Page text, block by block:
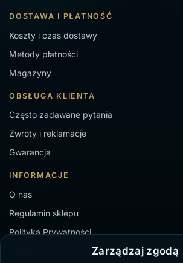
Zarządzaj zgodą
DOSTAWA I PŁATNOŚĆ
Koszty i czas dostawy
Metody płatności
Magazyny
OBSŁUGA KLIENTA
Często zadawane pytania
Zwroty i reklamacje
Gwarancja
INFORMACJE
O nas
Regulamin sklepu
Polityka Prywatności